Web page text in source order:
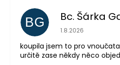
BG Bc. Šárka
Hodnocení
1.8.2026
koupila jsem to pro
určitě zase někdy něco